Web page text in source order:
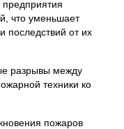
что уменьшает
последствий от их
разрывы между
техники ко
пожаров